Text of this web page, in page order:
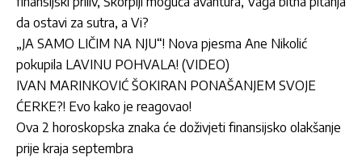
da ostavi za sutra, a Vi?
„JA SAMO LIČIM NA NJU“! Nova pjesma Ane Nikolić
pokupila LAVINU POHVALA! (VIDEO)
IVAN MARINKOVIĆ ŠOKIRAN PONAŠANJEM SVOJE
ĆERKE?! Evo kako je reagovao!
Ova 2 horoskopska znaka će doživjeti finansijsko olakšanje
prije kraja septembra